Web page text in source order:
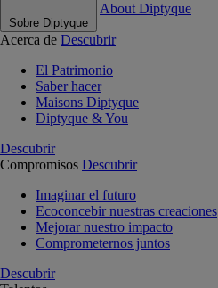
Sobre Diptyque
About Diptyque
Acerca de Descubrir
El Patrimonio
Saber hacer
Maisons Diptyque
Diptyque & You
Descubrir
Compromisos Descubrir
Imaginar el futuro
Ecoconcebir nuestras creaciones
Mejorar nuestro impacto
Comprometernos juntos
Descubrir